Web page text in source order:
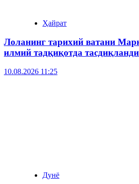
Ҳайрат
Лоланинг тарихий ватани
илмий тадқиқотда тасдиқланди
10.08.2026 11:25
Дунё